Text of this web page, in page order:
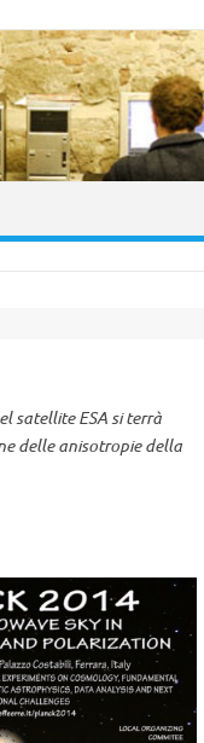
satellite ESA si terrà
delle anisotropie della